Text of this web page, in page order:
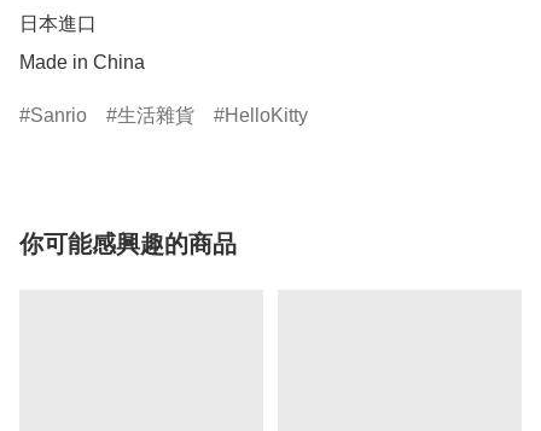
日本進口
Made in China
Sanrio 生活雜貨 HelloKitty
你可能感興趣的商品